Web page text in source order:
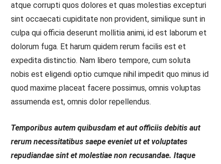
atque corrupti quos dolores et quas molestias excepturi
sint occaecati cupiditate non provident, similique sunt in
culpa qui officia deserunt mollitia animi, id est laborum et
dolorum fuga. Et harum quidem rerum facilis est et
expedita distinctio. Nam libero tempore, cum soluta
nobis est eligendi optio cumque nihil impedit quo minus id
quod maxime placeat facere possimus, omnis voluptas
assumenda est, omnis dolor repellendus.
Temporibus autem quibusdam et aut officiis debitis aut
rerum necessitatibus saepe eveniet ut et voluptates
repudiandae sint et molestiae non recusandae. Itaque